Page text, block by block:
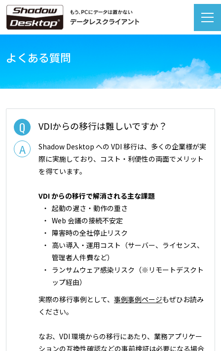
よくある質問
VDIからの移行は難しいですか？
Shadow Desktop への VDI 移行は、多くの企業様が実
際に実施しており、コスト・利便性の両面でメリット
を得ています。
VDI からの移行で解消される主な課題
起動の遅さ・動作の重さ
Web 会議の接続不安定
障害時の全社停止リスク
高い導入・運用コスト（サーバー、ライセンス、
管理者人件費など）
ランサムウェア感染リスク（※リモートデスクト
ップ経由）
実際の移行事例として、 事例事例ページもぜひお読み
ください。
なお、VDI 環境からの移行にあたり、業務アプリケー
ションの互換性確認などの事前検証は必要になる場合